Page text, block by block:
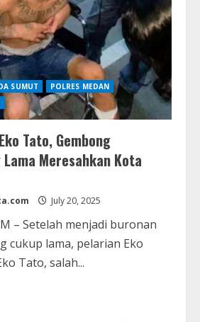
SUMUT
POLRES MEDAN
Tato, Gembong
Meresahkan Kota
July 20, 2025
– Setelah menjadi buronan
cukup lama, pelarian Eko
Tato, salah...